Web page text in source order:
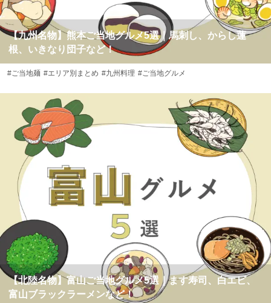
【九州名物】熊本ご当地グルメ5選｜馬刺し、からし蓮
根、いきなり団子など！
#ご当地麺 #エリア別まとめ #九州料理 #ご当地グルメ
【北陸名物】富山ご当地グルメ5選｜ます寿司、白エビ、
富山ブラックラーメンなど！